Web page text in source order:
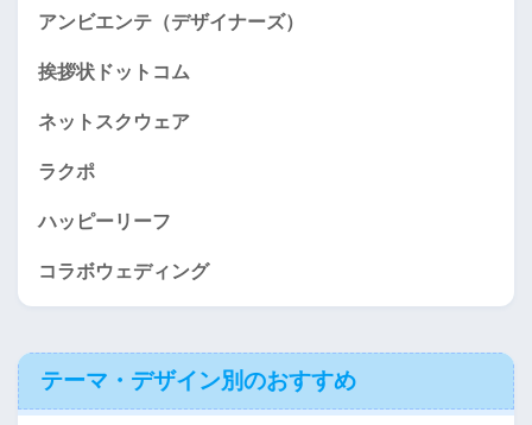
アンビエンテ（デザイナーズ）
挨拶状ドットコム
ネットスクウェア
ラクポ
ハッピーリーフ
コラボウェディング
テーマ・デザイン別のおすすめ